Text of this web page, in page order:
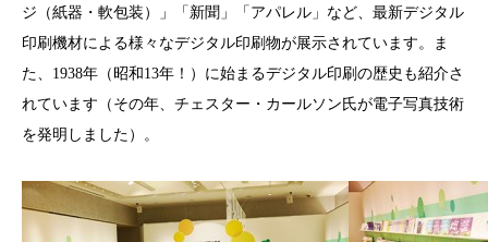
ジ（紙器・軟包装）」「新聞」「アパレル」など、最新デジタル
印刷機材による様々なデジタル印刷物が展示されています。ま
た、1938年（昭和13年！）に始まるデジタル印刷の歴史も紹介さ
れています（その年、チェスター・カールソン氏が電子写真技術
を発明しました）。